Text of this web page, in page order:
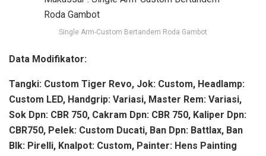
Single Arm-Custom Bertandem Roda Gambot
Data Modifikator:
Tangki: Custom Tiger Revo, Jok: Custom, Headlamp:
Custom LED, Handgrip: Variasi, Master Rem: Variasi,
Sok Dpn: CBR 750, Cakram Dpn: CBR 750, Kaliper Dpn:
CBR750, Pelek: Custom Ducati, Ban Dpn: Battlax, Ban
Blk: Pirelli, Knalpot: Custom, Painter: Hens Painting